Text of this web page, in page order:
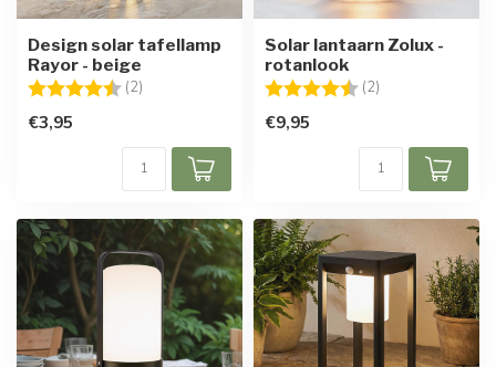
Design solar tafellamp
Rayor - beige
Beoordeling: (2)
€3,95
Solar lantaarn Zolux -
rotanlook
Beoordeling: (2)
€9,95